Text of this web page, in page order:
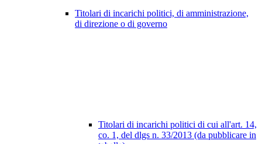
Titolari di incarichi politici, di amministrazione,
di direzione o di governo
Titolari di incarichi politici di cui all'art. 14,
co. 1, del dlgs n. 33/2013 (da pubblicare in